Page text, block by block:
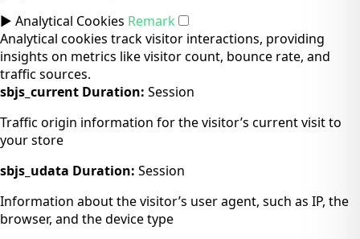
► Analytical Cookies Remark
Analytical cookies track visitor interactions, providing
insights on metrics like visitor count, bounce rate, and
traffic sources.
sbjs_current Duration: Session
Traffic origin information for the visitor’s current visit to
your store
sbjs_udata Duration: Session
Information about the visitor’s user agent, such as IP, the
browser, and the device type